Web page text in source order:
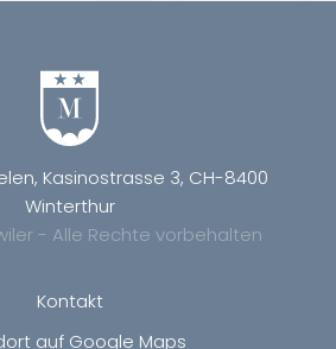
Kasinostrasse 3, CH-8400
Winterthur
- Alle Rechte vorbehalten
Kontakt
auf Google Maps